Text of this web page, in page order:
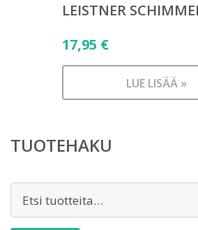
LEISTNER
17,95 €
LUE LISÄÄ »
TUOTEHAKU